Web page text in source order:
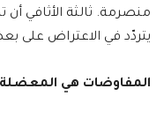
منصرمة. ثالثة الأثافي أن
يتردّد في الاعتراض على
المفاوضات هي المعضلة